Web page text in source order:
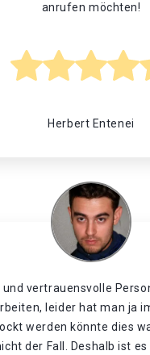
anrufen möchten!
Herbert Entenei
vertrauensvolle
leider hat man ja
werden könnte dies
der Fall. Deshalb ist es